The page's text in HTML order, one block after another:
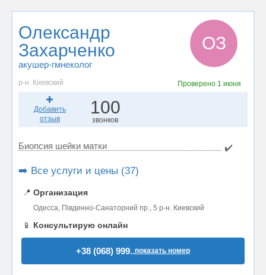
Олександр
Захарченко
акушер-гмнеколог
ОЗ
р-н. Киевский Проверено 1 июня
Добавить
отзыв
100
звонков
Биопсия шейки матки ✔️
➡️ Все услуги и цены (37)
📍 Организация
Одесса, Південно-Санаторний пр., 5 р-н. Киевский
📱 Консультирую онлайн
+38 (068) 999..показать номер